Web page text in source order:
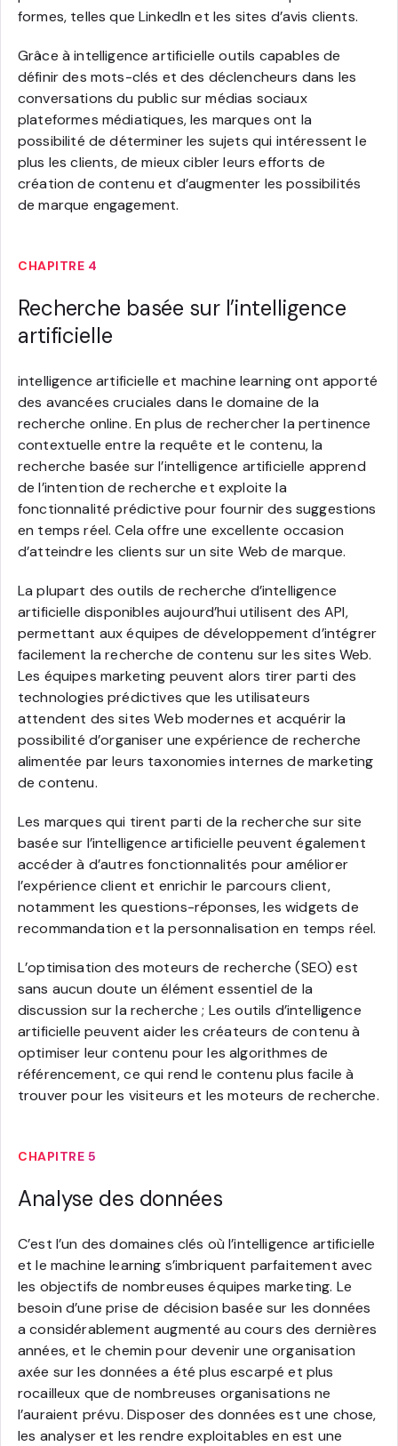
formes, telles que LinkedIn et les sites d’avis clients.
Grâce à intelligence artificielle outils capables de
définir des mots-clés et des déclencheurs dans les
conversations du public sur médias sociaux
plateformes médiatiques, les marques ont la
possibilité de déterminer les sujets qui intéressent le
plus les clients, de mieux cibler leurs efforts de
création de contenu et d’augmenter les possibilités
de marque engagement.
CHAPITRE 4
Recherche basée sur l’intelligence
artificielle
intelligence artificielle et machine learning ont apporté
des avancées cruciales dans le domaine de la
recherche online. En plus de rechercher la pertinence
contextuelle entre la requête et le contenu, la
recherche basée sur l’intelligence artificielle apprend
de l’intention de recherche et exploite la
fonctionnalité prédictive pour fournir des suggestions
en temps réel. Cela offre une excellente occasion
d’atteindre les clients sur un site Web de marque.
La plupart des outils de recherche d’intelligence
artificielle disponibles aujourd’hui utilisent des API,
permettant aux équipes de développement d’intégrer
facilement la recherche de contenu sur les sites Web.
Les équipes marketing peuvent alors tirer parti des
technologies prédictives que les utilisateurs
attendent des sites Web modernes et acquérir la
possibilité d’organiser une expérience de recherche
alimentée par leurs taxonomies internes de marketing
de contenu.
Les marques qui tirent parti de la recherche sur site
basée sur l’intelligence artificielle peuvent également
accéder à d’autres fonctionnalités pour améliorer
l’expérience client et enrichir le parcours client,
notamment les questions-réponses, les widgets de
recommandation et la personnalisation en temps réel.
L’optimisation des moteurs de recherche (SEO) est
sans aucun doute un élément essentiel de la
discussion sur la recherche ; Les outils d’intelligence
artificielle peuvent aider les créateurs de contenu à
optimiser leur contenu pour les algorithmes de
référencement, ce qui rend le contenu plus facile à
trouver pour les visiteurs et les moteurs de recherche.
CHAPITRE 5
Analyse des données
C’est l’un des domaines clés où l’intelligence artificielle
et le machine learning s’imbriquent parfaitement avec
les objectifs de nombreuses équipes marketing. Le
besoin d’une prise de décision basée sur les données
a considérablement augmenté au cours des dernières
années, et le chemin pour devenir une organisation
axée sur les données a été plus escarpé et plus
rocailleux que de nombreuses organisations ne
l’auraient prévu. Disposer des données est une chose,
les analyser et les rendre exploitables en est une